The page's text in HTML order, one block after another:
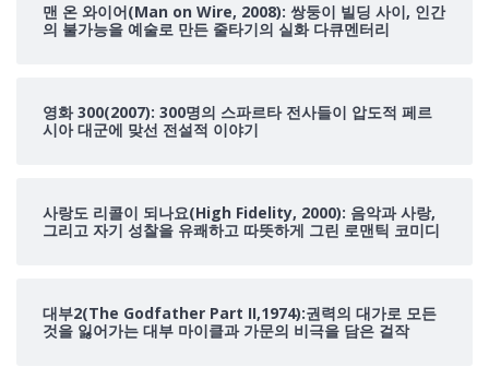
맨 온 와이어(Man on Wire, 2008): 쌍둥이 빌딩 사이, 인간
의 불가능을 예술로 만든 줄타기의 실화 다큐멘터리
영화 300(2007): 300명의 스파르타 전사들이 압도적 페르
시아 대군에 맞선 전설적 이야기
사랑도 리콜이 되나요(High Fidelity, 2000): 음악과 사랑,
그리고 자기 성찰을 유쾌하고 따뜻하게 그린 로맨틱 코미디
대부2(The Godfather Part II,1974):권력의 대가로 모든
것을 잃어가는 대부 마이클과 가문의 비극을 담은 걸작